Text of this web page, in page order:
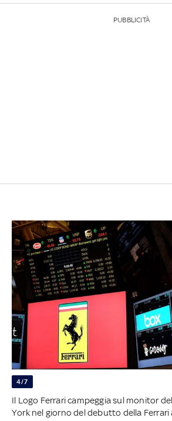
PUBBLICITÀ
4/7
Il Logo Ferrari campeggia sul monitor
York nel giorno del debutto della Ferrari